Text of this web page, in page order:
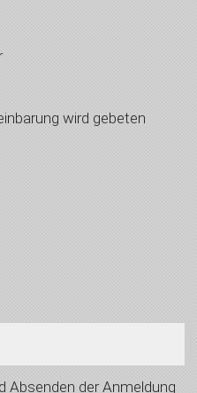
wird gebeten
Absenden der Anmeldung